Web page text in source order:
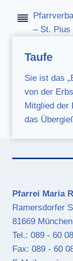
Inhalt
springen– St. Pius
Taufe
Sie ist das
von der
Mitglied der
das
Pfarrei Maria
Ramersdorfer
81669 München
Tel.: 089 - 60
Fax: 089 - 60